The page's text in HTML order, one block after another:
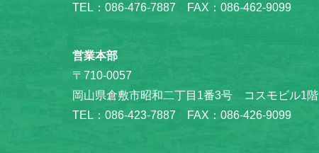
TEL：086-476-7887 FAX：086-462-9099
営業本部
〒710-0057
岡山県倉敷市昭和二丁目1番3号 コスモビル1階
TEL：086-423-7887 FAX：086-426-9099